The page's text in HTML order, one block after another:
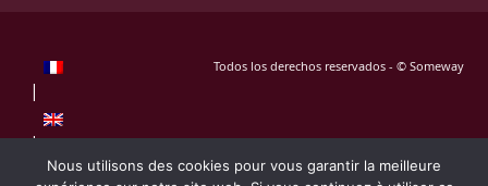
Todos los derechos reservados - © Someway
Nous utilisons des cookies pour vous garantir la meilleure